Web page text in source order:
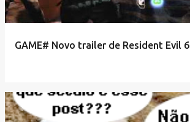
GAME# Novo trailer de Resident Evil 6